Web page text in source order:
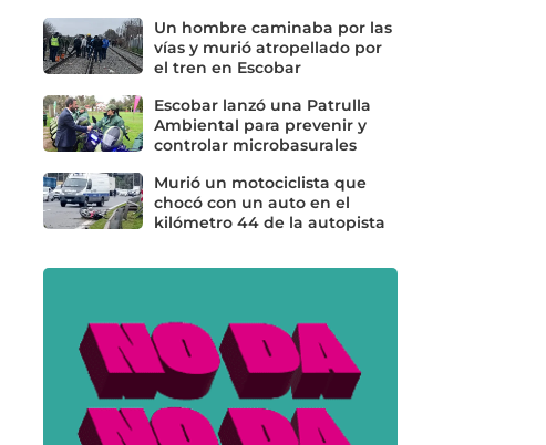
Un hombre caminaba por las
vías y murió atropellado por
el tren en Escobar
Escobar lanzó una Patrulla
Ambiental para prevenir y
controlar microbasurales
Murió un motociclista que
chocó con un auto en el
kilómetro 44 de la autopista